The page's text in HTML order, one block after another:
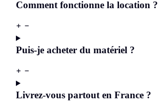
Comment fonctionne la location ?
+ −
Puis-je acheter du matériel ?
+ −
Livrez-vous partout en France ?